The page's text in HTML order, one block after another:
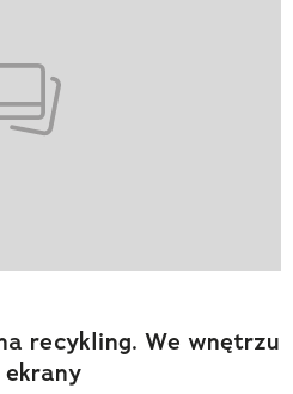
recykling. We wnętrzu